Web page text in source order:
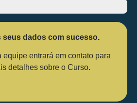
seus dados com sucesso.
equipe entrará em contato para
detalhes sobre o Curso.